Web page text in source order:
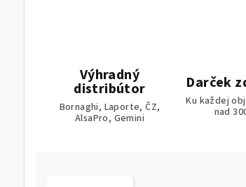
Výhradný
distribútor
Bornaghi, Laporte, ČZ,
AlsaPro, Gemini
Darček
Ku každej
nad